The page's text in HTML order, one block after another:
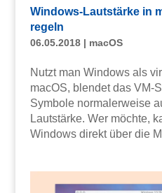
Windows-Lautstärke in
regeln
06.05.2018| macOS
Nutzt man Windows als
macOS, blendet das VM-
Symbole normalerweise
Lautstärke. Wer möchte,
Windows direkt über die